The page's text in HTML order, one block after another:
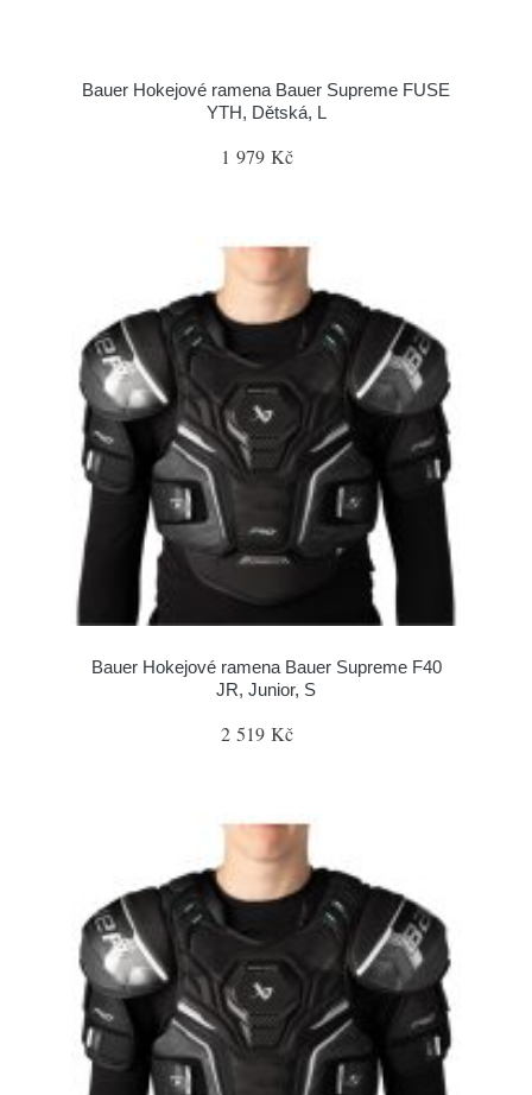
Bauer Hokejové ramena Bauer Supreme FUSE
YTH, Dětská, L
1 979 Kč
Bauer Hokejové ramena Bauer Supreme F40
JR, Junior, S
2 519 Kč